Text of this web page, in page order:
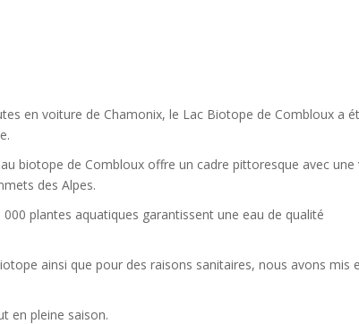
en voiture de Chamonix, le Lac Biotope de Combloux a
biotope de Combloux offre un cadre pittoresque avec une
des Alpes.
plantes aquatiques garantissent une eau de qualité
ainsi que pour des raisons sanitaires, nous avons mis
en pleine saison.